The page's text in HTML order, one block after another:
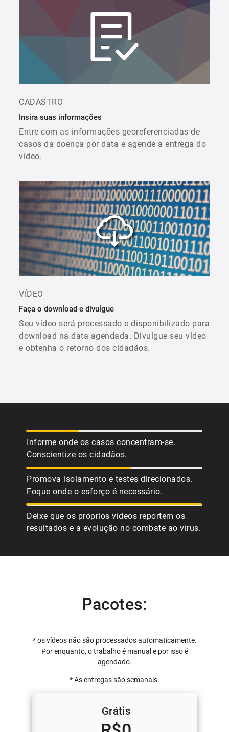
CADASTRO
Insira suas informações
Entre com as informações georeferenciadas de
casos da doença por data e agende a entrega do
vídeo.
VÍDEO
Faça o download e divulgue
Seu vídeo será processado e disponibilizado para
download na data agendada. Divulgue seu vídeo
e obtenha o retorno dos cidadãos.
Informe onde os casos concentram-se.
Conscientize os cidadãos.
Promova isolamento e testes direcionados.
Foque onde o esforço é necessário.
Deixe que os próprios vídeos reportem os
resultados e a evolução no combate ao vírus.
Pacotes:
* os vídeos não são processados automaticamente.
Por enquanto, o trabalho é manual e por isso é
agendado.
* As entregas são semanais.
Grátis